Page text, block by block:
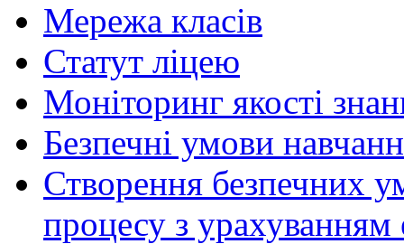
Мережа класів
Статут ліцею
Моніторинг якості
Безпечні умови
Створення безпечних
процесу з урахуванням